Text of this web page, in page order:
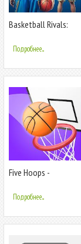
Basketball Rivals:
Подробнее...
Five Hoops -
Подробнее...